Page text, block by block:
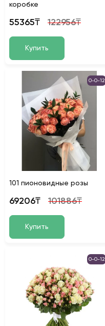
коробке
55365₸ 122956₸
Купить
0-0-12
101 пионовидные розы
69206₸ 101886₸
Купить
0-0-12